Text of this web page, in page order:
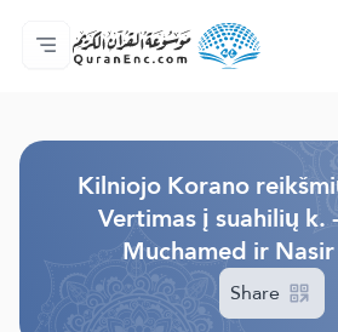
Pagrindinis
Vertimų turinys
Audio
Programuotojų
Apie projektą
Susisiekite su mumis
Kalba
Kilniojo Korano
Vertimas į suahilių k.
Muchamed ir
Share